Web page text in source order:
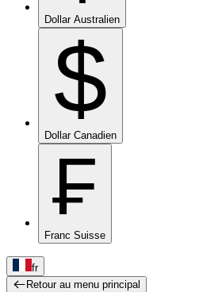
Dollar Australien
$
Dollar Canadien
₣
Franc Suisse
fr
Retour au menu principal